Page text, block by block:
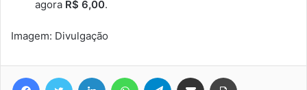
agora R$ 6,00.
Imagem: Divulgação
FacebookTwitter Linkedin WhatsAppTelegram Compartilhar via e-mail